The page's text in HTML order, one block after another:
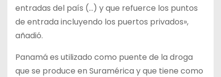
entradas del país (…) y que refuerce los puntos
de entrada incluyendo los puertos privados»,
añadió.
Panamá es utilizado como puente de la droga
que se produce en Suramérica y que tiene como